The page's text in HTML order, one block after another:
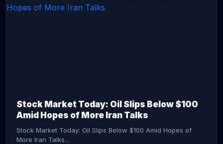
Stock Market Today: Oil Slips Below $100
Amid Hopes of More Iran Talks
Stock Market Today: Oil Slips Below $100 Amid Hopes of
More Iran Talks...